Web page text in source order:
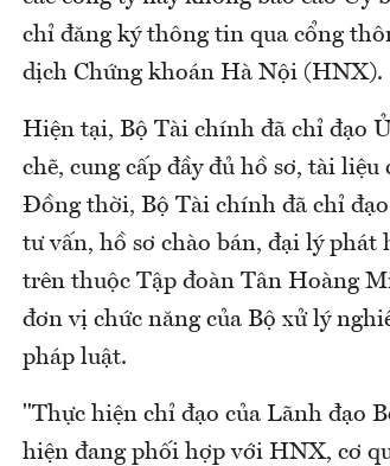
chỉ đăng ký thông tin qua cổng
dịch Chứng khoán Hà Nội (HNX).
Hiện tại, Bộ Tài chính đã chỉ đạo
chẽ, cung cấp đầy đủ hồ sơ, tài
Đồng thời, Bộ Tài chính đã chỉ
tư vấn, hồ sơ chào bán, đại lý phát
trên thuộc Tập đoàn Tân Hoàng
đơn vị chức năng của Bộ xử lý
pháp luật.
"Thực hiện chỉ đạo của Lãnh đạo
hiện đang phối hợp với HNX, cơ